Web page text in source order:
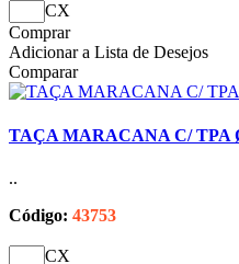
CX
Comprar
Adicionar a Lista de Desejos
Comparar
TAÇA MARACANA C/ TPA
..
Código: 43753
CX